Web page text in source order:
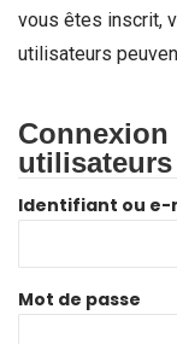
vous êtes inscrit,
utilisateurs
Identifiant ou e-
Mot de passe